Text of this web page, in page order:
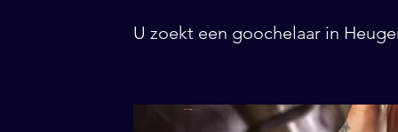
U zoekt een goochelaar in